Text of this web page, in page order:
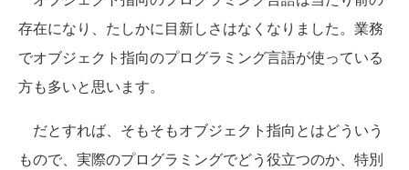
存在になり、たしかに目新しさはなくなりました。業務
でオブジェクト指向のプログラミング言語が使っている
方も多いと思います。
だとすれば、そもそもオブジェクト指向とはどういう
もので、実際のプログラミングでどう役立つのか、特別